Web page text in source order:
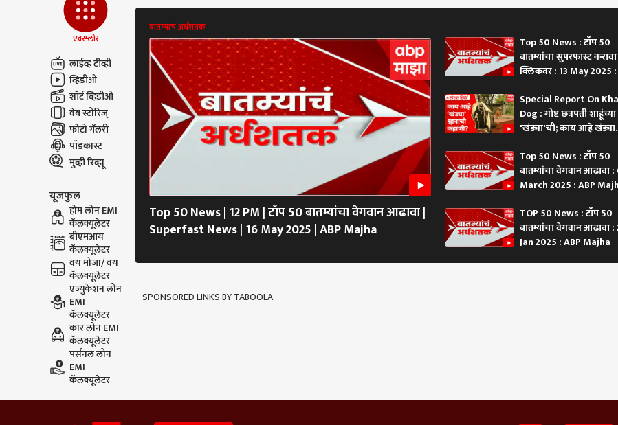
एक्स्प्लोर
लाईव्ह टीव्ही
व्हिडीओ
शॉर्ट व्हिडीओ
वेब स्टोरिज्
फोटो गॅलरी
पॉडकास्ट
मुव्ही रिव्ह्यू
यूजफुल
होम लोन EMI
कॅलक्यूलेटर
बीएमआय
कॅलक्यूलेटर
वय मोजा/ वय
कॅलक्यूलेटर
एज्युकेशन लोन
EMI
कॅलक्यूलेटर
कार लोन EMI
कॅलक्यूलेटर
पर्सनल लोन
EMI
कॅलक्यूलेटर
बातम्यांचं अर्धशतक
Top 50 News | 12 PM | टॉप 50 बातम्यांचा वेगवान आढावा |
Superfast News | 16 May 2025 | ABP Majha
Top 50 News : टॉप 50
बातम्यांचा सुपरफास्ट
क्लिकवर : 13 May 2025 :
Special Report On
Dog : गोष्ट छत्रपती शाहूंच्या
'खंड्या'ची; काय आहे खंड्या
Top 50 News : टॉप 50
बातम्यांचा वेगवान आढावा :
March 2025 : ABP
TOP 50 News : टॉप 50
बातम्यांचा वेगवान आढावा :
Jan 2025 : ABP Majha
SPONSORED LINKS BY TABOOLA
LOGIN
द्यायला वेळ पण संसदेत साधं
राऊतांचा सडकून प्रहार
World Cup 2026’ नाव अन् तिघांवर मानला जाणार! संयुक्त
डोकेदुखी वाढली?
तुम्ही डास मारण्यासाठी
तलवारीचा वापर करताय;
मुंबई उच्च न्यायालयाच्या
FDAला कानपिचक्या, पुन्हा
काय घडलं?
नववीच्या विद्यार्थ्याचे भयंकर
कृत्य, आधी घरात आजी-
आजोबा, नंतर शाळेत अंदाधुंद
गोळीबार; 8 जणांचा दुर्दैवी
अंत, 15 जखमी
भारतीय क्रिकेटरने गुपचूप केलं
अभिनेत्रीशी बांधली लग्नगाठ;
अर्शदीप सिंगने शेअर केला
फोटो, कोण आहे 'ती'?